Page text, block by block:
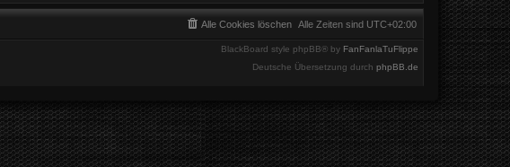
Alle Zeiten sind UTC+02:00
Alle Cookies löschen
BlackBoard style phpBB® by FanFanlaTuFlippe
Deutsche Übersetzung durch phpBB.de